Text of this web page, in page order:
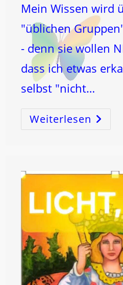
Mein Wissen wird
"üblichen
- denn sie wollen
dass ich etwas
selbst "nicht…
Weiterlesen WARUM
WIRKT
DIE